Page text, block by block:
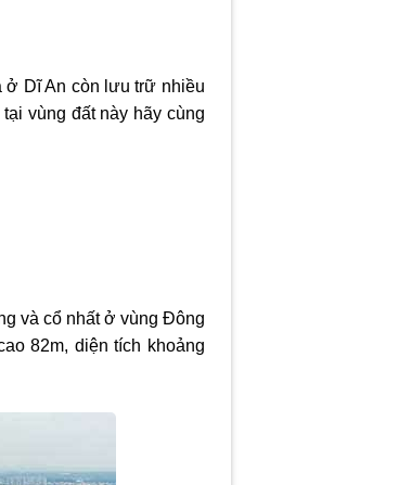
ở Dĩ An còn lưu trữ nhiều
vùng đất này hãy cùng
và cổ nhất ở vùng Đông
82m, diện tích khoảng